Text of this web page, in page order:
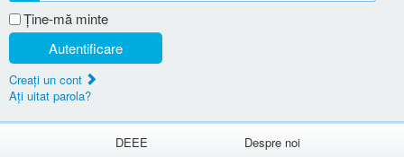
Ţine-mă minte
Autentificare
Creaţi un cont
Aţi uitat parola?
DEEE Despre noi